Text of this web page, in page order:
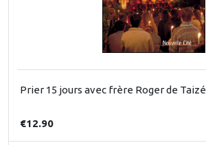
Prier 15 jours avec frère Roger de Taizé
€12.90